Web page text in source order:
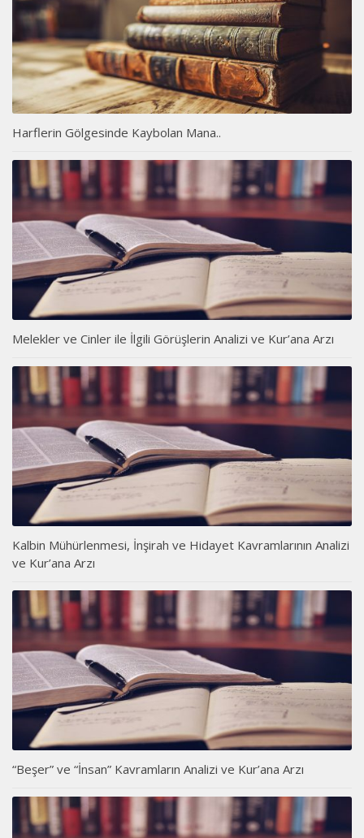
Harflerin Gölgesinde Kaybolan Mana..
Melekler ve Cinler ile İlgili Görüşlerin Analizi ve Kur’ana Arzı
Kalbin Mühürlenmesi, İnşirah ve Hidayet Kavramlarının Analizi
ve Kur’ana Arzı
“Beşer” ve “İnsan” Kavramların Analizi ve Kur’ana Arzı